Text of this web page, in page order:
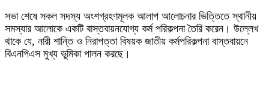
সভা শেষে সকল সদস্য অংশগ্রহণমূলক আলাপ আলোচনার ভিত্তিতে স্থানীয়
সমস্যার আলোকে একটি বাস্তবায়নযোগ্য কর্ম পরিকল্পনা তৈরি করেন। উল্লেখ
থাকে যে, নারী শান্তি ও নিরাপত্তা বিষয়ক জাতীয় কর্মপরিকল্পনা বাস্তবায়নে
বিএনপিএস মুখ্য ভুমিকা পালন করছে।